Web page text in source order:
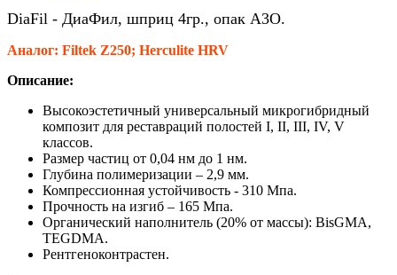
DiaFil - ДиаФил, шприц 4гр., опак A3O.
Аналог: Filtek Z250; Herculite HRV
Описание:
Высокоэстетичный универсальный микрогибридный
композит для реставраций полостей I, II, III, IV, V
классов.
Размер частиц от 0,04 нм до 1 нм.
Глубина полимеризации – 2,9 мм.
Компрессионная устойчивость - 310 Мпа.
Прочность на изгиб – 165 Мпа.
Органический наполнитель (20% от массы): BisGMA,
TEGDMA.
Рентгеноконтрастен.